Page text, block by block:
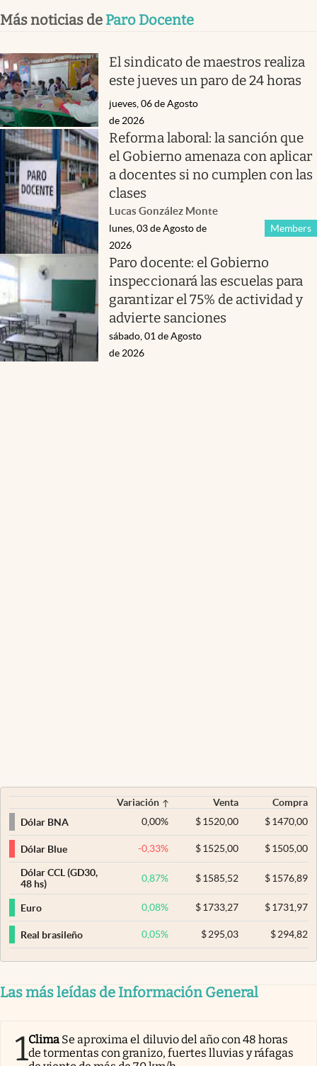
Más noticias de Paro Docente
El sindicato de maestros realiza
este jueves un paro de 24 horas
jueves, 06 de Agosto
de 2026
Reforma laboral: la sanción que
el Gobierno amenaza con aplicar
a docentes si no cumplen con las
clases
Lucas González Monte
Members
lunes, 03 de Agosto de
2026
Paro docente: el Gobierno
inspeccionará las escuelas para
garantizar el 75% de actividad y
advierte sanciones
sábado, 01 de Agosto
de 2026
Variación Venta
Compra
Dólar BNA
0,00% $ 1520,00 $1470,00
Dólar Blue -0,33% $ 1525,00 $1505,00
Dólar CCL (GD30,
48 hs)
0,87% $ 1585,52 $1576,89
Euro 0,08% $ 1733,27 $1731,97
Real brasileño 0,05% $295,03 $294,82
Las más leídas de Información General
1Clima Se aproxima el diluvio del año con 48 horas
de tormentas con granizo, fuertes lluvias y ráfagas